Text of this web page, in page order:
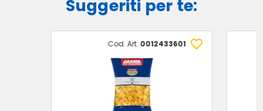
Suggeriti per te:
Cod. Art. 0012433601